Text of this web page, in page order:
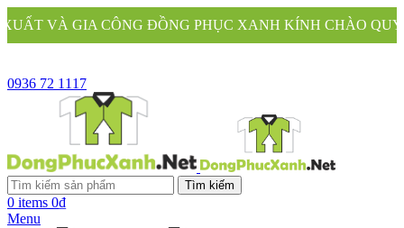
ĐỒNG PHỤC XANH KÍNH CHÀO QUÝ KHÁCH
0936 72 1117
Tìm kiếm
0 items 0₫
Menu